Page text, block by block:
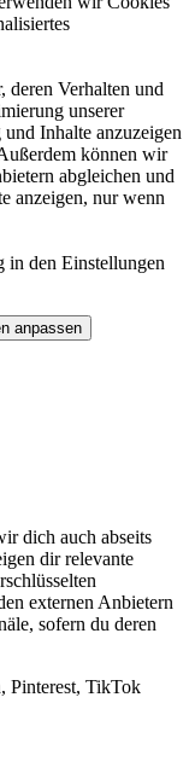
deren Verhalten und
unserer
Inhalte anzuzeigen
können wir
abgleichen und
anzeigen, nur wenn
den Einstellungen
anpassen
dich auch abseits
dir relevante
externen Anbietern
sofern du deren
Pinterest, TikTok